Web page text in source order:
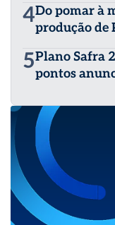
4Do pomar à
produção de
5Plano Safra
pontos